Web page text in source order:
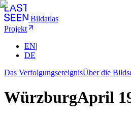
Bildatlas
Projekt
EN|
DE
Das VerfolgungsereignisÜber die
WürzburgApril